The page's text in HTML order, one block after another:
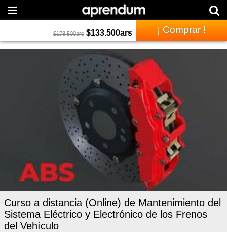
$178.500ars $133.500ars ¡ Comprar !
Curso a distancia (Online) de Mantenimiento del
Sistema Eléctrico y Electrónico de los Frenos
del Vehículo